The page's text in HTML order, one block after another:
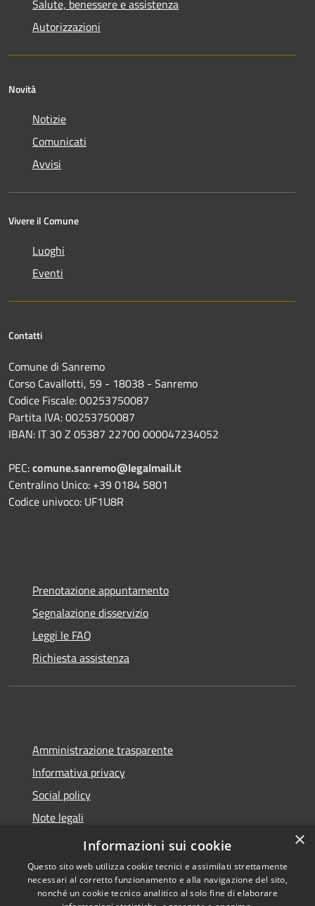
Salute, benessere e assistenza
Autorizzazioni
Novità
Notizie
Comunicati
Avvisi
Vivere il Comune
Luoghi
Eventi
Contatti
Comune di Sanremo
Corso Cavallotti, 59 - 18038 - Sanremo
Codice Fiscale: 00253750087
Partita IVA: 00253750087
IBAN: IT 30 Z 05387 22700 000047234052
PEC:comune.sanremo@legalmail.it
Centralino Unico: +39 0184 5801
Codice univoco: UF1U8R
Prenotazione appuntamento
Segnalazione disservizio
Leggi le FAQ
Richiesta assistenza
Amministrazione trasparente
Informativa privacy
Social policy
Note legali
Dichiarazione di accessibilità
×
Informazioni sui cookie
Questo sito web utilizza cookie tecnici e assimilati strettamente
necessari al corretto funzionamento e alla navigazione del sito,
nonché un cookie tecnico analitico al solo fine di elaborare